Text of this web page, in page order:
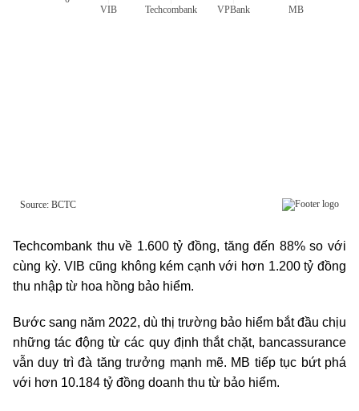
Techcombank thu về 1.600 tỷ đồng, tăng đến 88% so với
cùng kỳ. VIB cũng không kém cạnh với hơn 1.200 tỷ đồng
thu nhập từ hoa hồng bảo hiểm.
Bước sang năm 2022, dù thị trường bảo hiểm bắt đầu chịu
những tác động từ các quy định thắt chặt, bancassurance
vẫn duy trì đà tăng trưởng mạnh mẽ. MB tiếp tục bứt phá
với hơn 10.184 tỷ đồng doanh thu từ bảo hiểm.